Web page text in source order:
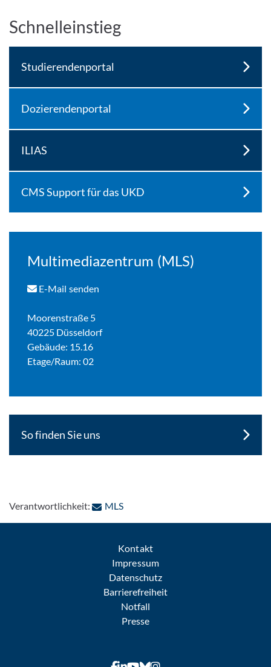
Schnelleinstieg
Studierendenportal
Dozierendenportal
ILIAS
CMS Support für das UKD
Multimediazentrum (MLS)
E-Mail senden
Moorenstraße 5
40225 Düsseldorf
Gebäude: 15.16
Etage/Raum: 02
So finden Sie uns
Verantwortlichkeit: MLS: Per E-Mail kontaktieren
Kontakt
Impressum
Datenschutz
Barrierefreiheit
Notfall
Presse